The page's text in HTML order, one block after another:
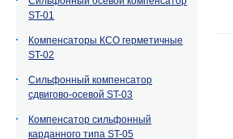
ST-01
Компенсаторы КСО герметичные
ST-02
Сильфонный компенсатор
сдвигово-осевой ST-03
Компенсатор сильфонный
карданного типа ST-05